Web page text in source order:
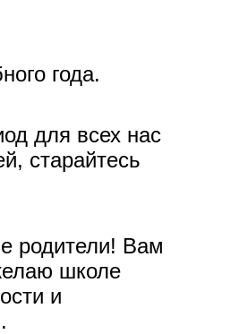
года.
для всех нас
старайтесь
родители! Вам
школе
и